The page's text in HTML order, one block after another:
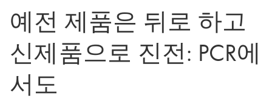
예전 제품은 뒤로 하고
신제품으로 진전: PCR에
서도